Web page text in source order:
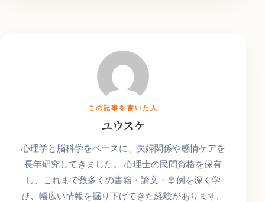
この記事を書いた人
ユウスケ
心理学と脳科学をベースに、夫婦関係や感情ケアを
長年研究してきました。 心理士の民間資格を保有
し、これまで数多くの書籍・論文・事例を深く学
び、幅広い情報を掘り下げてきた経験があります。